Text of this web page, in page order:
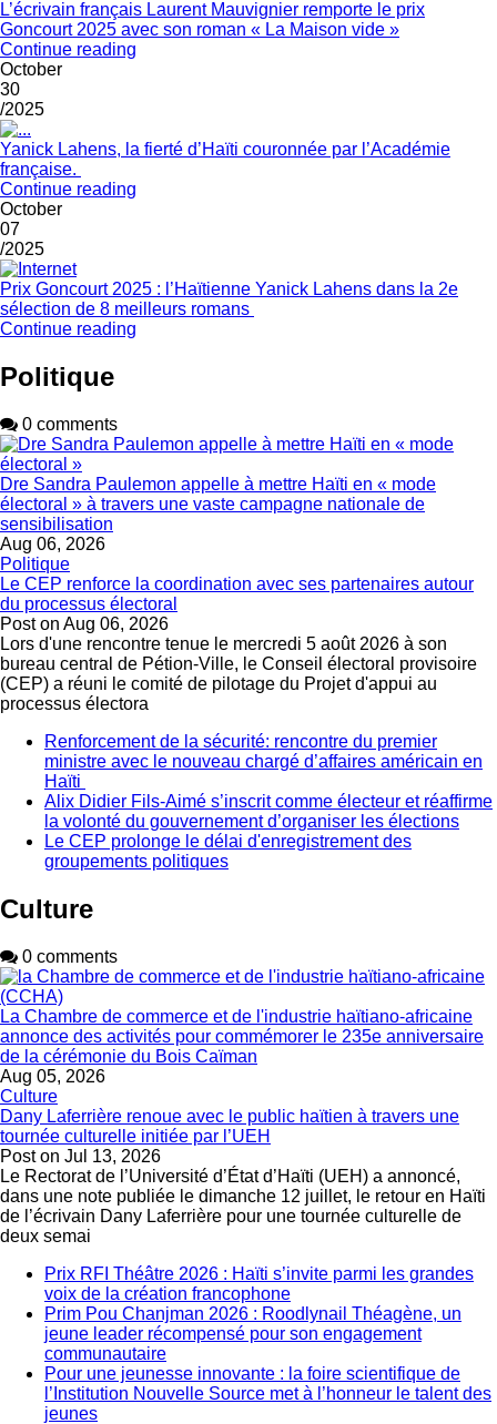
L’écrivain français Laurent Mauvignier remporte le prix
Goncourt 2025 avec son roman « La Maison vide »
Continue reading
October
30
/2025
Yanick Lahens, la fierté d’Haïti couronnée par l’Académie
française.
Continue reading
October
07
/2025
Prix Goncourt 2025 : l’Haïtienne Yanick Lahens dans la 2e
sélection de 8 meilleurs romans
Continue reading
Politique
0 comments
Dre Sandra Paulemon appelle à mettre Haïti en « mode
électoral » à travers une vaste campagne nationale de
sensibilisation
Aug 06, 2026
Politique
Le CEP renforce la coordination avec ses partenaires autour
du processus électoral
Post on Aug 06, 2026
Lors d'une rencontre tenue le mercredi 5 août 2026 à son
bureau central de Pétion-Ville, le Conseil électoral provisoire
(CEP) a réuni le comité de pilotage du Projet d'appui au
processus électora
Renforcement de la sécurité: rencontre du premier
ministre avec le nouveau chargé d’affaires américain en
Haïti
Alix Didier Fils-Aimé s’inscrit comme électeur et réaffirme
la volonté du gouvernement d’organiser les élections
Le CEP prolonge le délai d'enregistrement des
groupements politiques
Culture
0 comments
La Chambre de commerce et de l'industrie haïtiano-africaine
annonce des activités pour commémorer le 235e anniversaire
de la cérémonie du Bois Caïman
Aug 05, 2026
Culture
Dany Laferrière renoue avec le public haïtien à travers une
tournée culturelle initiée par l’UEH
Post on Jul 13, 2026
Le Rectorat de l’Université d’État d’Haïti (UEH) a annoncé,
dans une note publiée le dimanche 12 juillet, le retour en Haïti
de l’écrivain Dany Laferrière pour une tournée culturelle de
deux semai
Prix RFI Théâtre 2026 : Haïti s’invite parmi les grandes
voix de la création francophone
Prim Pou Chanjman 2026 : Roodlynail Théagène, un
jeune leader récompensé pour son engagement
communautaire
Pour une jeunesse innovante : la foire scientifique de
l’Institution Nouvelle Source met à l’honneur le talent des
jeunes